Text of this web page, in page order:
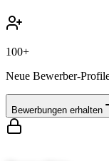
100+
Neue Bewerber-
Bewerbungen erhalten